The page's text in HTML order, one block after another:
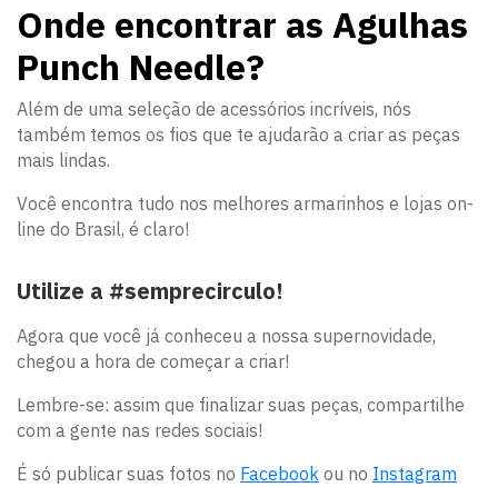
Onde encontrar as Agulhas
Punch Needle?
Além de uma seleção de acessórios incríveis, nós
também temos os fios que te ajudarão a criar as peças
mais lindas.
Você encontra tudo nos melhores armarinhos e lojas on-
line do Brasil, é claro!
Utilize a #semprecirculo!
Agora que você já conheceu a nossa supernovidade,
chegou a hora de começar a criar!
Lembre-se: assim que finalizar suas peças, compartilhe
com a gente nas redes sociais!
É só publicar suas fotos no Facebook ou no Instagram